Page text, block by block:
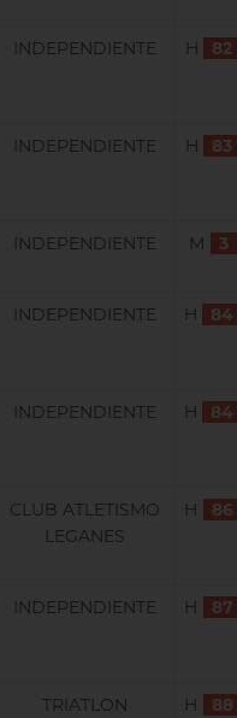
INDEPENDIENTE H 82
INDEPENDIENTE H 83
INDEPENDIENTE M 3
INDEPENDIENTE H 84
INDEPENDIENTE H 84
CLUB ATLETISMO
LEGANES
H 86
INDEPENDIENTE H 87
TRIATLON
H 88